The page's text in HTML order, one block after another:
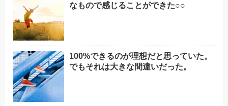
なもので感じることができた○○
100%できるのが理想だと思っていた。
でもそれは大きな間違いだった。